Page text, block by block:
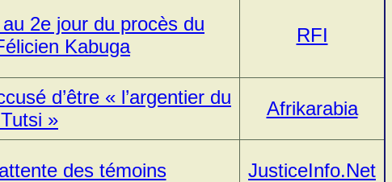
2e jour du procès du
Kabuga
RFI
d’être « l’argentier du
»
Afrikarabia
des témoins JusticeInfo.Net